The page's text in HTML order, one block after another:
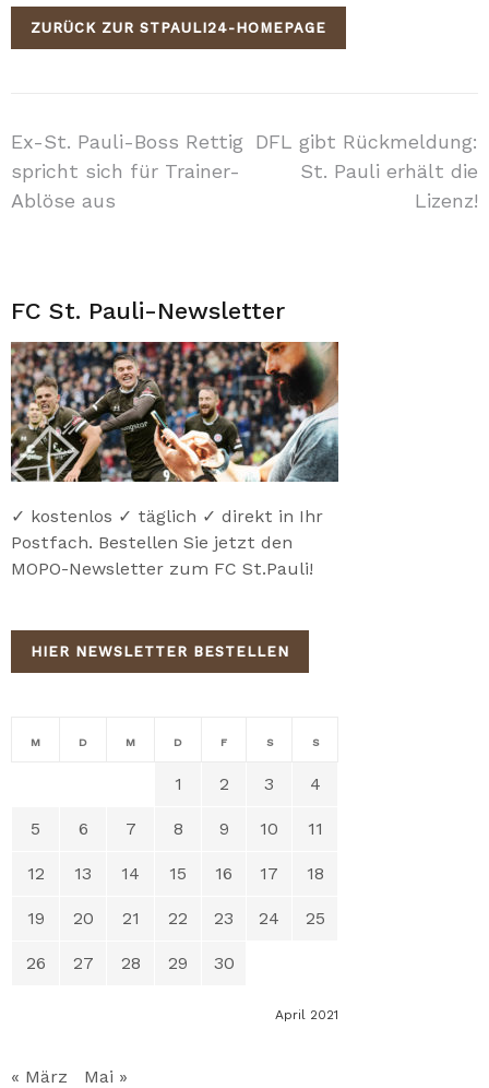
ZURÜCK ZUR STPAULI24-HOMEPAGE
Beitragsnavigation
Ex-St. Pauli-Boss Rettig
spricht sich für Trainer-
Ablöse aus
DFL gibt Rückmeldung:
St. Pauli erhält die
Lizenz!
FC St. Pauli-Newsletter
✓ kostenlos ✓ täglich ✓ direkt in Ihr
Postfach. Bestellen Sie jetzt den
MOPO-Newsletter zum FC St.Pauli!
HIER NEWSLETTER BESTELLEN
April 2021
M D M D F S S
1 2 3 4
5 6 7 8 9 10 11
12 13 14 15 16 17 18
19 20 21 22 23 24 25
26 27 28 29 30
« März Mai »